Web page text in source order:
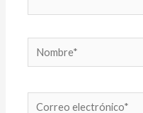
Nombre*
Correo